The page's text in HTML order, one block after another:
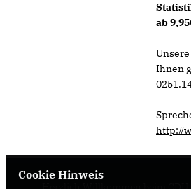
ab
Ihnen
http://
Cookie Hinweis